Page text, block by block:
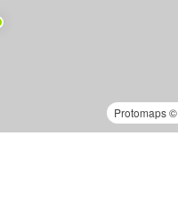
Protomaps©